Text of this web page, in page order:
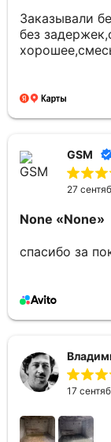
Заказывали
без
GSM
27
None «None»
спасибо за
17